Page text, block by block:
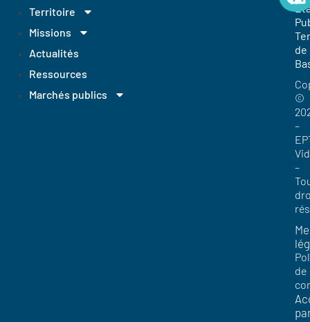
Territoire
Missions
Actualités
Ressources
Marchés publics
de
©
–
–
de